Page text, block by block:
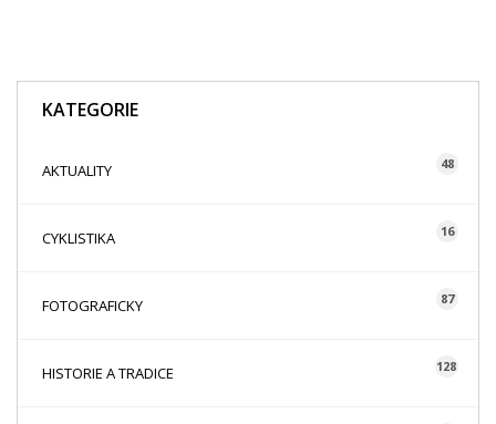
KATEGORIE
AKTUALITY 48
CYKLISTIKA 16
FOTOGRAFICKY 87
HISTORIE A TRADICE 128